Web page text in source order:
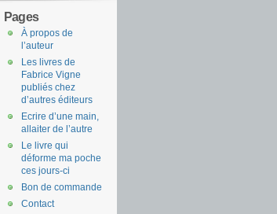
Pages
À propos de
l’auteur
Les livres de
Fabrice Vigne
publiés chez
d’autres éditeurs
Ecrire d’une main,
allaiter de l’autre
Le livre qui
déforme ma poche
ces jours-ci
Bon de commande
Contact